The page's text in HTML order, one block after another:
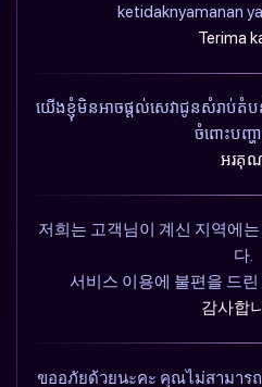
ketidaknyamanan
Terima
យើងខ្ញុំមិនអាចផ្តល់សេវាជូនសំរា
ចំពោះបញ្ហ
អរគុ
저희는 고객님이 계신 지역에
다.
서비스 이용에 불편을 드
감사합
ขออภัยด้วยนะคะ คุณไม่สามาร